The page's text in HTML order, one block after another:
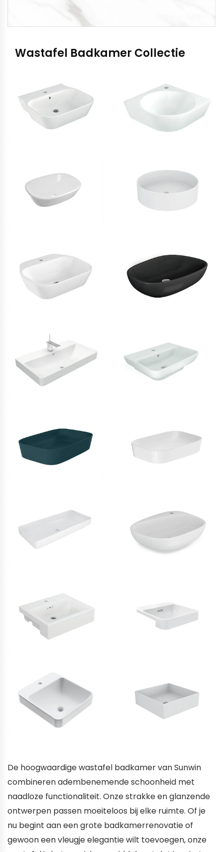
Wastafel Badkamer Collectie
De hoogwaardige wastafel badkamer van Sunwin
combineren adembenemende schoonheid met
naadloze functionaliteit. Onze strakke en glanzende
ontwerpen passen moeiteloos bij elke ruimte. Of je
nu begint aan een grote badkamerrenovatie of
gewoon een vleugje elegantie wilt toevoegen, onze